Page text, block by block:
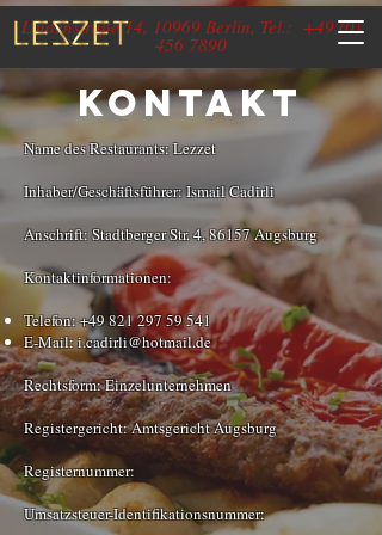
Lindenstraße 14, 10969 Berlin, Tel.: +49 (0)
456 7890
Kontakt
Name des Restaurants: Lezzet
Inhaber/Geschäftsführer: Ismail Cadirli
Anschrift:Stadtberger Str. 4, 86157 Augsburg
Kontaktinformationen:
Telefon:+49 821 297 59 541
E-Mail:i.cadirli@hotmail.de
Rechtsform: Einzelunternehmen
Registergericht: Amtsgericht Augsburg
Registernummer:
Umsatzsteuer-Identifikationsnummer: